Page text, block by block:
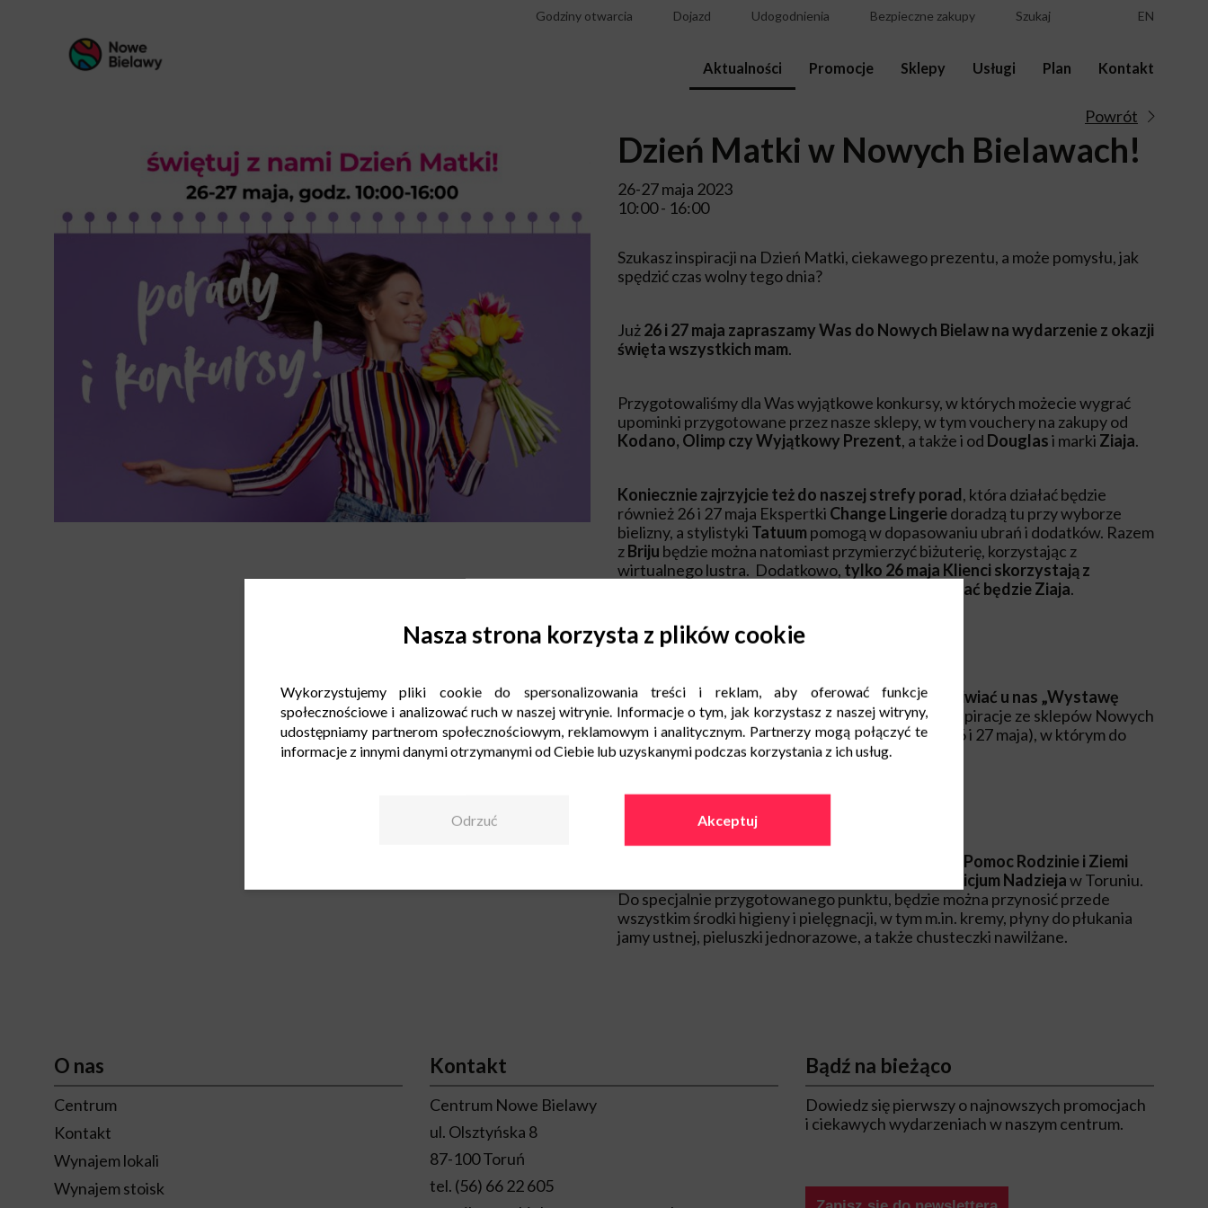
Godziny otwarcia Dojazd Udogodnienia Bezpieczne zakupy Szukaj EN
Aktualności Promocje Sklepy Usługi Plan Kontakt
Powrót
Dzień Matki w Nowych Bielawach!
26-27 maja 2023
10:00 - 16:00
Szukasz inspiracji na Dzień Matki, ciekawego prezentu, a może pomysłu, jak
spędzić czas wolny tego dnia?
Już26 i 27 maja zapraszamy Was do Nowych Bielaw na wydarzenie z okazji
święta wszystkich mam.
Przygotowaliśmy dla Was wyjątkowe konkursy, w których możecie wygrać
upominki przygotowane przez nasze sklepy, w tym vouchery na zakupy od
Kodano, Olimp czy Wyjątkowy Prezent, a także i od Douglasi marki Ziaja.
Koniecznie zajrzyjcie też do naszej strefy porad, która działać będzie
również 26 i 27 maja Ekspertki Change Lingeriedoradzą tu przy wyborze
bielizny, a stylistyki Tatuum pomogą w dopasowaniu ubrań i dodatków. Razem
zBriju będzie można natomiast przymierzyć biżuterię, korzystając z
wirtualnego lustra. Dodatkowo, tylko 26 maja Klienci skorzystają z
bezpłatnego badania skóry, które przeprowadzać będzie Ziaja.
A to nie koniec atrakcji!
W dniach od 22 do 27 maja będziecie mogli podziwiać u nas „Wystawę
Prezentów na Dzień Matki”, na którą złożą się inspiracje ze sklepów Nowych
Bielaw. Ekspozycji towarzyszyć będzie konkurs (26 i 27 maja), w którym do
wygrania będą prezentowane produkty.
26 i 27 maja Fundacja Społeczno-Charytatywna Pomoc Rodzinie i Ziemi
Hospicjum Nadziejaw Toruniu.
Do specjalnie przygotowanego punktu, będzie można przynosić przede
wszystkim środki higieny i pielęgnacji, w tym m.in. kremy, płyny do płukania
jamy ustnej, pieluszki jednorazowe, a także chusteczki nawilżane.
O nas
Centrum
Kontakt
Wynajem lokali
Wynajem stoisk
Kontakt
Centrum Nowe Bielawy
ul. Olsztyńska 8
87-100 Toruń
tel. (56) 66 22 605
Bądź na bieżąco
Dowiedz się pierwszy o najnowszych promocjach
i ciekawych wydarzeniach w naszym centrum.
Nasza strona korzysta z plików cookie
Wykorzystujemy pliki cookie do spersonalizowania treści i reklam, aby oferować funkcje
społecznościowe i analizować ruch w naszej witrynie. Informacje o tym, jak korzystasz z naszej witryny,
udostępniamy partnerom społecznościowym, reklamowym i analitycznym. Partnerzy mogą połączyć te
informacje z innymi danymi otrzymanymi od Ciebie lub uzyskanymi podczas korzystania z ich usług.
Odrzuć Akceptuj